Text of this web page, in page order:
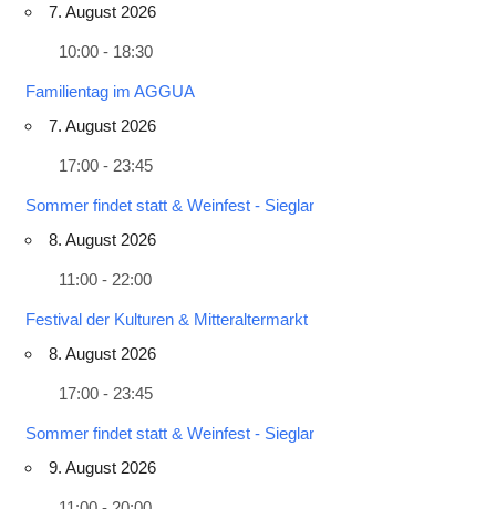
7. August 2026
10:00 - 18:30
Familientag im AGGUA
7. August 2026
17:00 - 23:45
Sommer findet statt & Weinfest - Sieglar
8. August 2026
11:00 - 22:00
Festival der Kulturen & Mitteraltermarkt
8. August 2026
17:00 - 23:45
Sommer findet statt & Weinfest - Sieglar
9. August 2026